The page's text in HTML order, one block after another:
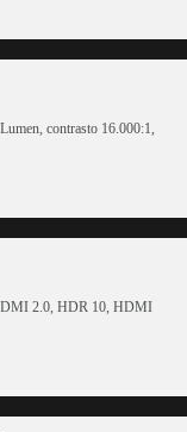
contrasto 16.000:1,
2.0, HDR 10, HDMI